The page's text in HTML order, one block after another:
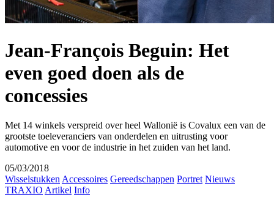
Jean-François Beguin: Het
even goed doen als de
concessies
Met 14 winkels verspreid over heel Wallonië is Covalux een van de
grootste toeleveranciers van onderdelen en uitrusting voor
automotive en voor de industrie in het zuiden van het land.
05/03/2018
Wisselstukken Accessoires Gereedschappen Portret Nieuws
TRAXIO Artikel Info